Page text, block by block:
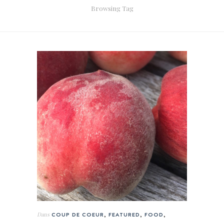
Browsing Tag
Dans COUP DE COEUR, FEATURED, FOOD,